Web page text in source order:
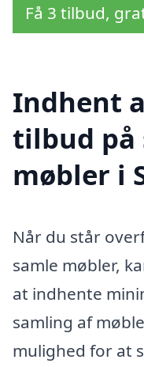
Få 3 tilbud,
Indhent
tilbud på
møbler i
Når du står
samle møbler,
at indhente
samling af
mulighed for at